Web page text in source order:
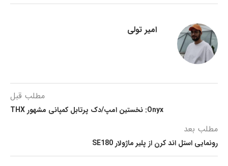
امیر تولی
مطلب قبل
Onyx: نخستین امپ/دک پرتابل کمپانی مشهور THX
مطلب بعد
رونمایی استل اند کرن از پلیر ماژولار SE180